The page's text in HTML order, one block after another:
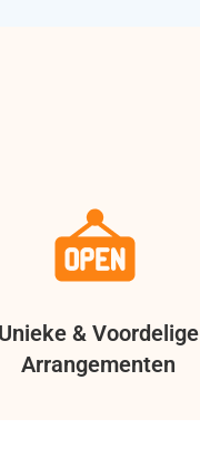
Unieke & Voordelige
Arrangementen